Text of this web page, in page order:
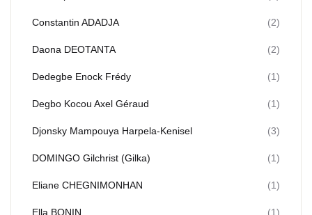
Constantin ADADJA (2)
Daona DEOTANTA (2)
Dedegbe Enock Frédy (1)
Degbo Kocou Axel Géraud (1)
Djonsky Mampouya Harpela-Kenisel (3)
DOMINGO Gilchrist (Gilka) (1)
Eliane CHEGNIMONHAN (1)
Ella BONIN (1)